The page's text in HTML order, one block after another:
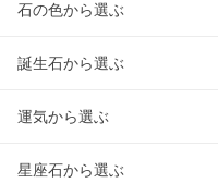
石の色から選ぶ
誕生石から選ぶ
運気から選ぶ
星座石から選ぶ